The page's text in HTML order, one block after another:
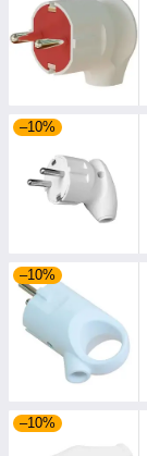
–10%
–10%
–10%